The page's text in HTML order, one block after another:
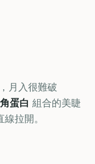
月入很難破
蛋白 組合的美睫
拉開。